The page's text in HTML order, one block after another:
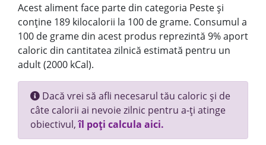
Acest aliment face parte din categoria Peste și
conține 189 kilocalorii la 100 de grame. Consumul a
100 de grame din acest produs reprezintă 9% aport
caloric din cantitatea zilnică estimată pentru un
adult (2000 kCal).
Dacă vrei să afli necesarul tău caloric și de
câte calorii ai nevoie zilnic pentru a-ți atinge
obiectivul,îl poți calcula aici.